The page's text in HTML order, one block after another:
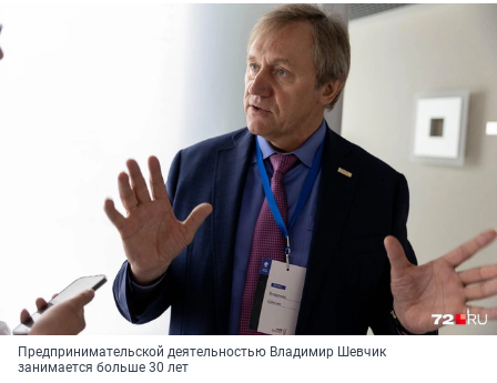
Предпринимательской деятельностью Владимир Шевчик
занимается больше 30 лет